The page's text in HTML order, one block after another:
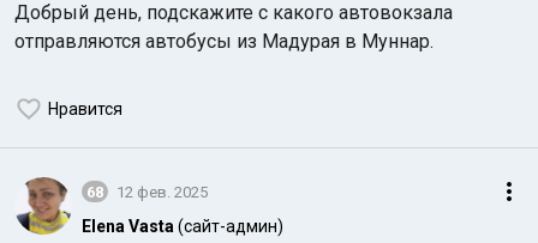
Добрый день, подскажите с какого автовокзала
отправляются автобусы из Мадурая в Муннар.
Нравится
68 12 фев. 2025
Elena Vasta (сайт-админ)